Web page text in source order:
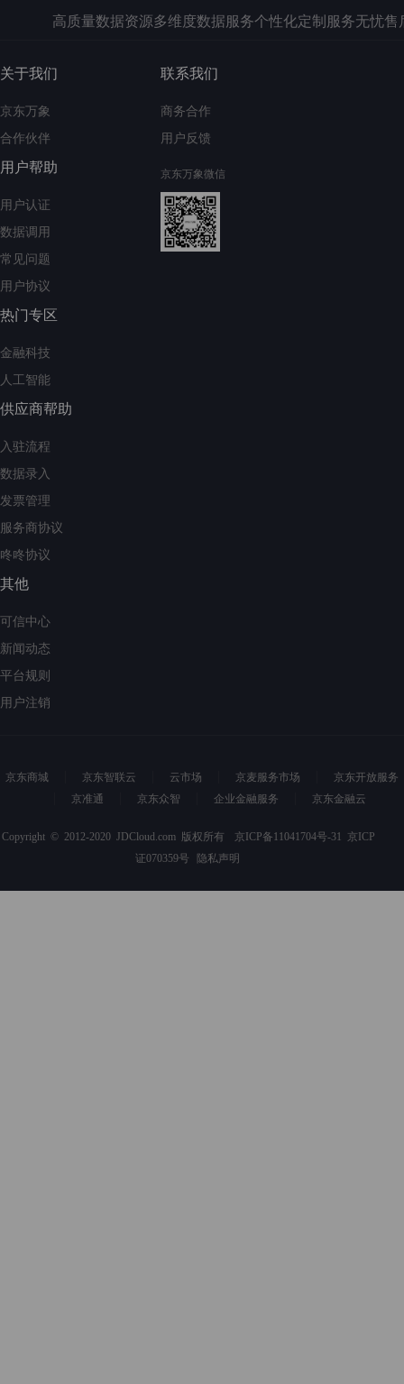
高质量数据资源多维度数据服务个性化定制服务无忧售
关于我们
京东万象
合作伙伴
用户帮助
用户认证
数据调用
常见问题
用户协议
热门专区
金融科技
人工智能
供应商帮助
入驻流程
数据录入
发票管理
服务商协议
咚咚协议
其他
可信中心
新闻动态
平台规则
用户注销
联系我们
商务合作
用户反馈
京东万象微信
京东商城 京东智联云 云市场 京麦服务市场
京东开放服务
京准通
京东众智 企业金融服务 京东金融云
Copyright © 2012-2020 JDCloud.com 版权所有 京ICP备11041704号-31 京ICP
证070359号
隐私声明